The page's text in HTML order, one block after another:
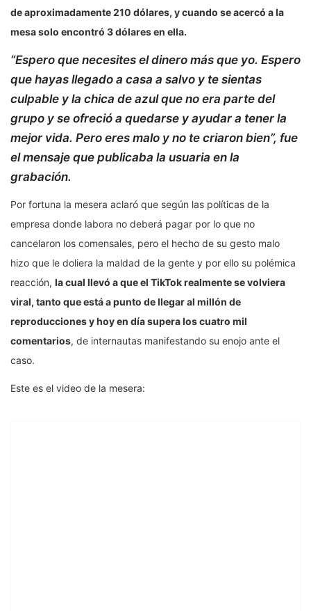
de aproximadamente 210 dólares, y cuando se acercó a la
mesa solo encontró 3 dólares en ella.
“Espero que necesites el dinero más que yo. Espero
que hayas llegado a casa a salvo y te sientas
culpable y la chica de azul que no era parte del
grupo y se ofreció a quedarse y ayudar a tener la
mejor vida. Pero eres malo y no te criaron bien”, fue
el mensaje que publicaba la usuaria en la
grabación.
Por fortuna la mesera aclaró que según las políticas de la
empresa donde labora no deberá pagar por lo que no
cancelaron los comensales, pero el hecho de su gesto malo
hizo que le doliera la maldad de la gente y por ello su polémica
reacción, la cual llevó a que el TikTok realmente se volviera
viral, tanto que está a punto de llegar al millón de
reproducciones y hoy en día supera los cuatro mil
comentarios, de internautas manifestando su enojo ante el
caso.
Este es el video de la mesera: